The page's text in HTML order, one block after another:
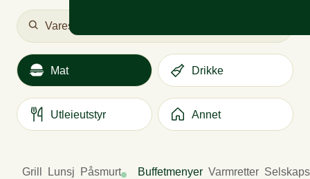
Mat Drikke
Utleieutstyr Annet
Grill Lunsj Påsmurt Buffetmenyer Varmretter